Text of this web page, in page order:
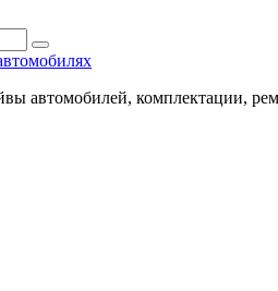
автомобилей, комплектации,